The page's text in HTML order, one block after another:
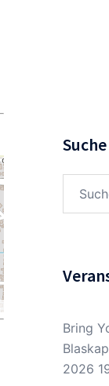
Suche
Bring
2026